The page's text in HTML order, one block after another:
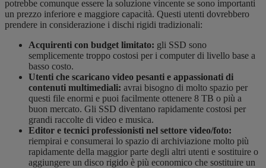
potrebbe comunque essere la soluzione vincente se sono importanti
un prezzo inferiore e maggiore capacità. Questi utenti dovrebbero
prendere in considerazione i dischi rigidi tradizionali:
Acquirenti con budget limitato: gli SSD sono
semplicemente troppo costosi per i computer di livello base a
basso costo.
Utenti che scaricano video pesanti e appassionati di
contenuti multimediali: avrai bisogno di molto spazio per
questi file enormi e puoi facilmente ottenere 8 TB o più a
buon mercato. Gli SSD diventano rapidamente costosi per
grandi raccolte di video e musica.
Editor e tecnici professionisti nel settore video/foto:
riempirai e consumerai lo spazio di archiviazione molto più
rapidamente della maggior parte degli altri utenti e sostituire o
aggiungere un disco rigido è più economico che sostituire un